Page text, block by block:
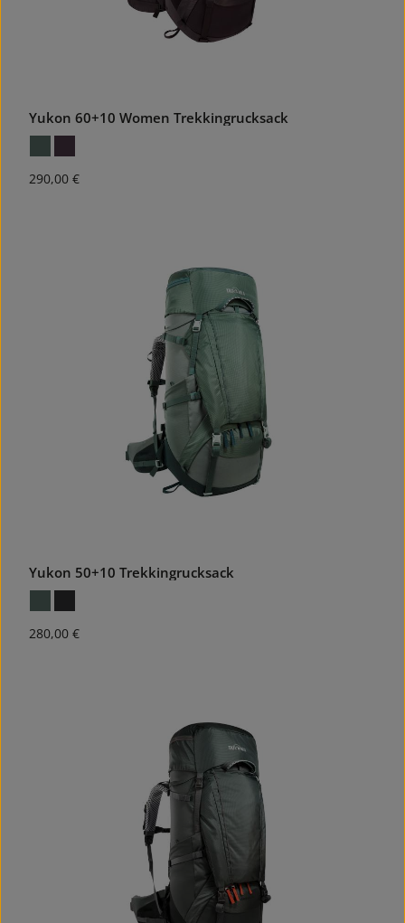
Yukon 60+10 Women Trekkingrucksack
Regulärer Preis:
290,00 €
Yukon 50+10 Trekkingrucksack
Regulärer Preis:
280,00 €